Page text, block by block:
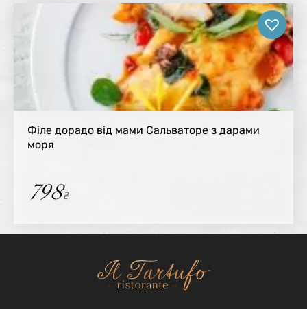
Філе дорадо від мами Сальваторе з дарами
моря
798₴